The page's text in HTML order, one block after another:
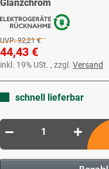
Glanzchrom
UVP: 92,21 €
44,43 €
inkl. 19% USt. , zzgl. Versand
schnell lieferbar